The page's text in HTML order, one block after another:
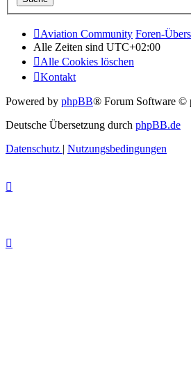
Aviation Community Foren-
Alle Zeiten sind UTC+02:00
Alle Cookies löschen
Kontakt
Powered by phpBB® Forum Software ©
Deutsche Übersetzung durch phpBB.de
Datenschutz | Nutzungsbedingungen